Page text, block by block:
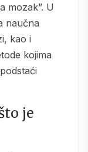
mozak”. U
naučna
kao i
kojima
je